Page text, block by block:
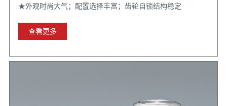
★外观时尚大气；配置选择丰富；齿轮自锁结构稳定
查看更多